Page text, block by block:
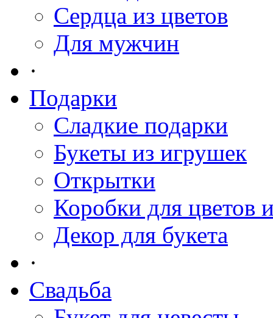
Сердца из цветов
Для мужчин
·
Подарки
Сладкие подарки
Букеты из игрушек
Открытки
Коробки для цветов
Декор для букета
·
Свадьба